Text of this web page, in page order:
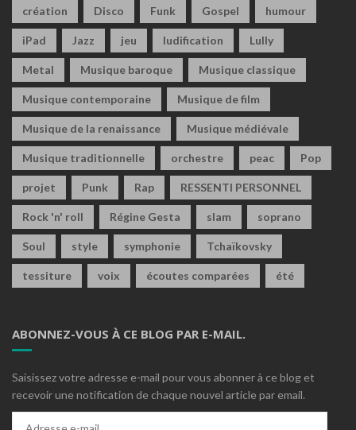
création Disco Funk Gospel humour
iPad Jazz jeu ludification Lully
Metal Musique baroque Musique classique
Musique contemporaine Musique de film
Musique de la renaissance Musique médiévale
Musique traditionnelle orchestre peac Pop
projet Punk Rap RESSENTI PERSONNEL
Rock 'n' roll Régine Gesta slam soprano
Soul style symphonie Tchaïkovsky
tessiture voix écoutes comparées été
ABONNEZ-VOUS À CE BLOG PAR E-MAIL.
Saisissez votre adresse e-mail pour vous abonner à ce blog et
recevoir une notification de chaque nouvel article par email.